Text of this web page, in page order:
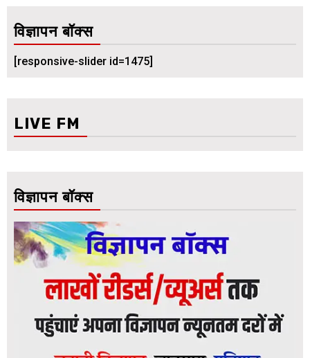
विज्ञापन बॉक्स
[responsive-slider id=1475]
LIVE FM
विज्ञापन बॉक्स